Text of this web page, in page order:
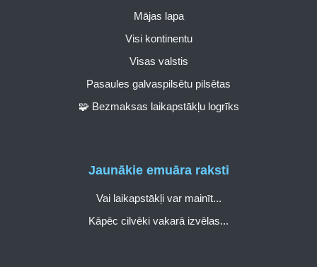
Mājas lapa
Visi kontinentu
Visas valstis
Pasaules galvaspilsētu pilsētas
🧩 Bezmaksas laikapstākļu logrīks
Jaunākie emuāra raksti
Vai laikapstākļi var mainīt...
Kāpēc cilvēki vakarā izvēlas...